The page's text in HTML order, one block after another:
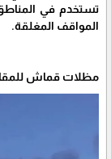
تستخدم في
المواقف المغلقة.
مظلات قماش